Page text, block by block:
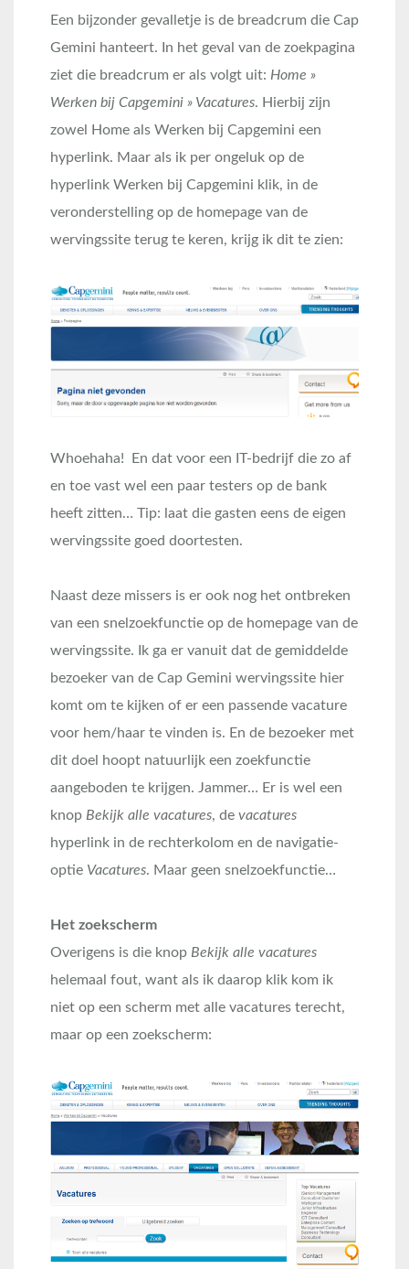
Een bijzonder gevalletje is de breadcrum die Cap
Gemini hanteert. In het geval van de zoekpagina
ziet die breadcrum er als volgt uit: Home »
Werken bij Capgemini » Vacatures. Hierbij zijn
zowel Home als Werken bij Capgemini een
hyperlink. Maar als ik per ongeluk op de
hyperlink Werken bij Capgemini klik, in de
veronderstelling op de homepage van de
wervingssite terug te keren, krijg ik dit te zien:
Whoehaha! En dat voor een IT-bedrijf die zo af
en toe vast wel een paar testers op de bank
heeft zitten… Tip: laat die gasten eens de eigen
wervingssite goed doortesten.
Naast deze missers is er ook nog het ontbreken
van een snelzoekfunctie op de homepage van de
wervingssite. Ik ga er vanuit dat de gemiddelde
bezoeker van de Cap Gemini wervingssite hier
komt om te kijken of er een passende vacature
voor hem/haar te vinden is. En de bezoeker met
dit doel hoopt natuurlijk een zoekfunctie
aangeboden te krijgen. Jammer… Er is wel een
knop Bekijk alle vacatures, de vacatures
hyperlink in de rechterkolom en de navigatie-
optie Vacatures. Maar geen snelzoekfunctie…
Het zoekscherm
Overigens is die knop Bekijk alle vacatures
helemaal fout, want als ik daarop klik kom ik
niet op een scherm met alle vacatures terecht,
maar op een zoekscherm: